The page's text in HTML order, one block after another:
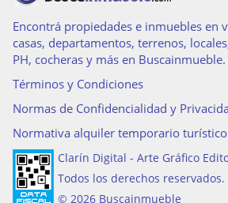
Encontrá propiedades e inmuebles en
casas, departamentos, terrenos,
PH, cocheras y más en Buscainmueble.
Términos y Condiciones
Normas de Confidencialidad y
Normativa alquiler temporario turístico
Clarín Digital - Arte Gráfico
Todos los derechos reservados.
© 2026 Buscainmueble